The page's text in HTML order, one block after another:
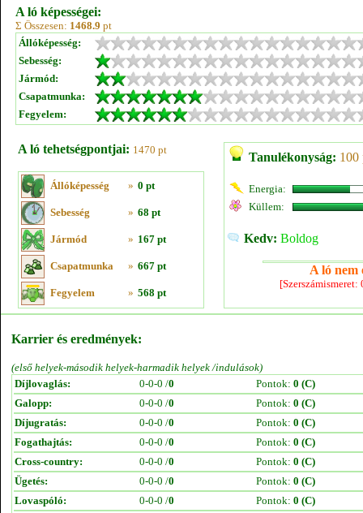
A ló képességei:
Σ Összesen: 1468.9 pt
Állóképesség:
Sebesség:
Jármód:
Csapatmunka:
Fegyelem:
A ló tehetségpontjai: 1470 pt
Állóképesség » 0 pt
Sebesség » 68 pt
Jármód » 167 pt
Csapatmunka » 667 pt
Fegyelem » 568 pt
Tanulékonyság: 100
Energia:
Küllem:
Kedv: Boldog
A ló nem
Karrier és eredmények:
(első helyek-második helyek-harmadik helyek /indulások)
Díjlovaglás:
0-0-0 /0 Pontok: 0 (C)
Galopp:
0-0-0 /0 Pontok: 0 (C)
Díjugratás:
0-0-0 /0 Pontok: 0 (C)
Fogathajtás:
0-0-0 /0 Pontok: 0 (C)
Cross-country:
0-0-0 /0 Pontok: 0 (C)
Ügetés:
0-0-0 /0 Pontok: 0 (C)
Lovaspóló:
0-0-0 /0 Pontok: 0 (C)